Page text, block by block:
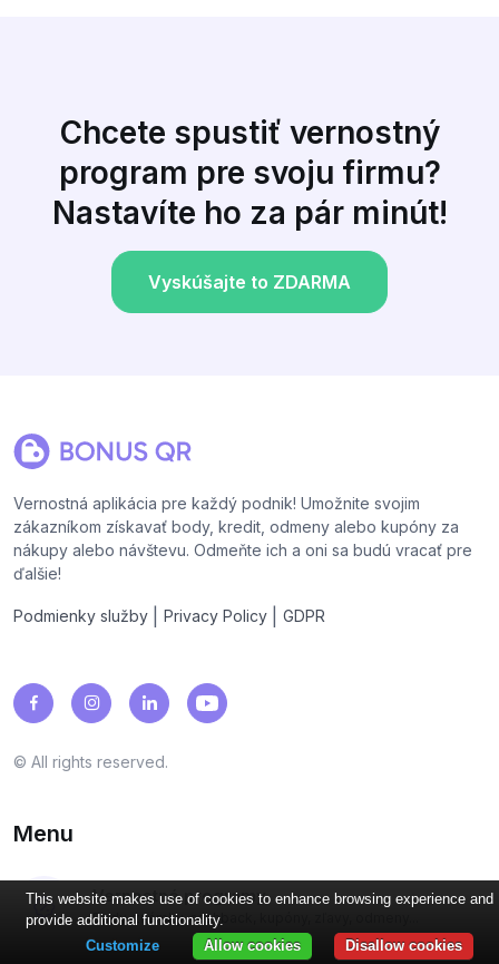
Chcete spustiť vernostný
program pre svoju firmu?
Nastavíte ho za pár minút!
Vyskúšajte to ZDARMA
Vernostná aplikácia pre každý podnik! Umožnite svojim
zákazníkom získavať body, kredit, odmeny alebo kupóny za
nákupy alebo návštevu. Odmeňte ich a oni sa budú vracať pre
ďalšie!
Podmienky služby Privacy Policy GDPR
© All rights reserved.
Menu
Vernostné programy
Body, známky, cashback, kupóny, zľavy, odmeny...
This website makes use of cookies to enhance browsing experience and
provide additional functionality.
Disallow cookies
Allow cookies
Customize